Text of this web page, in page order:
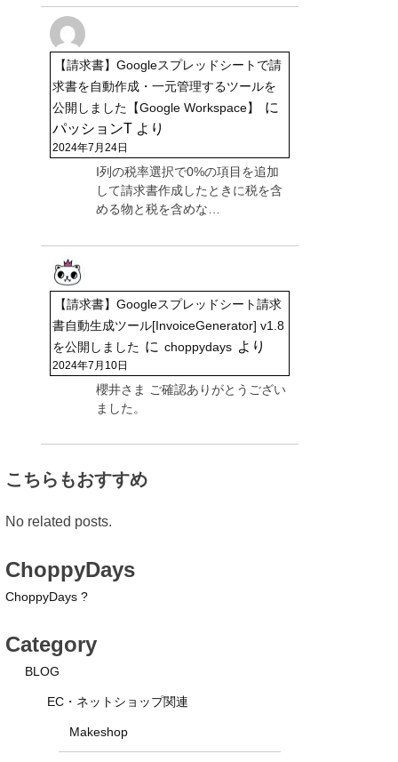
【請求書】Googleスプレッドシートで請
求書を自動作成・一元管理するツールを
公開しました【Google Workspace】
に
パッションT より
2024年7月24日
I列の税率選択で0%の項目を追加
して請求書作成したときに税を含
める物と税を含めな…
【請求書】Googleスプレッドシート請求
書自動生成ツール[InvoiceGenerator] v1.8
を公開しました に choppydays より
2024年7月10日
櫻井さま ご確認ありがとうござい
ました。
こちらもおすすめ
No related posts.
ChoppyDays
ChoppyDays ?
Category
BLOG
EC・ネットショップ関連
Makeshop